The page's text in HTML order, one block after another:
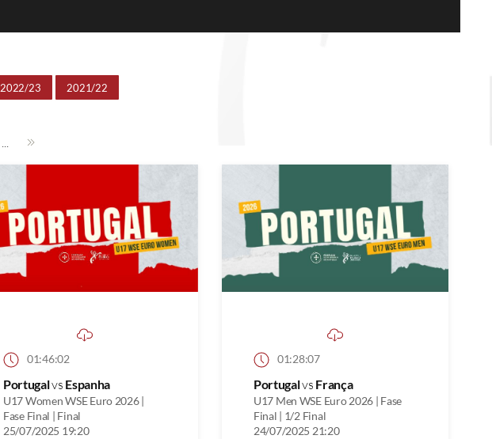
2022/23 2021/22
...
01:46:02
Portugalvs Espanha
U17 Women WSE Euro 2026 |
Fase Final | Final
25/07/2025 19:20
01:28:07
Portugalvs França
U17 Men WSE Euro 2026 | Fase
Final | 1/2 Final
24/07/2025 21:20